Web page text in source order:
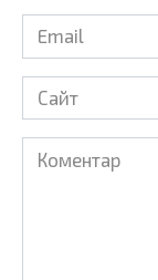
Email
Сайт
Коментар